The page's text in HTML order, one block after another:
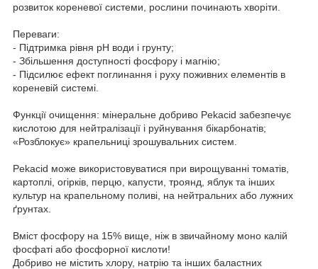
розвиток кореневої системи, рослини починають хворіти.
Переваги:
- Підтримка рівня рН води і грунту;
- Збільшення доступності фосфору і магнію;
- Підсилює ефект поглинання і руху поживних елементів в
кореневій системі.
Функції очищення: мінеральне добриво Pekacid забезпечує
кислотою для нейтралізації і руйнування бікарбонатів;
«Розблокує» крапельниці зрошувальних систем.
Pekacid може використовуватися при вирощуванні томатів,
картоплі, огірків, перцю, капусти, троянд, яблук та інших
культур на крапельному поливі, на нейтральних або лужних
ґрунтах.
Вміст фосфору на 15% вище, ніж в звичайному моно калій
фосфаті або фосфорної кислоти!
Добриво не містить хлору, натрію та інших баластних